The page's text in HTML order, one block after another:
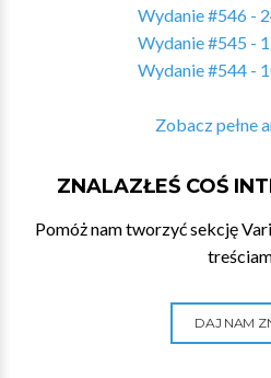
Wydanie #546 -
Wydanie #545 -
Wydanie #544 -
Zobacz pełne
ZNALAZŁEŚ COŚ
Pomóż nam tworzyć sekcję
DAJ NAM